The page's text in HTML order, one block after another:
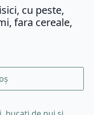
cu peste,
fara cereale,